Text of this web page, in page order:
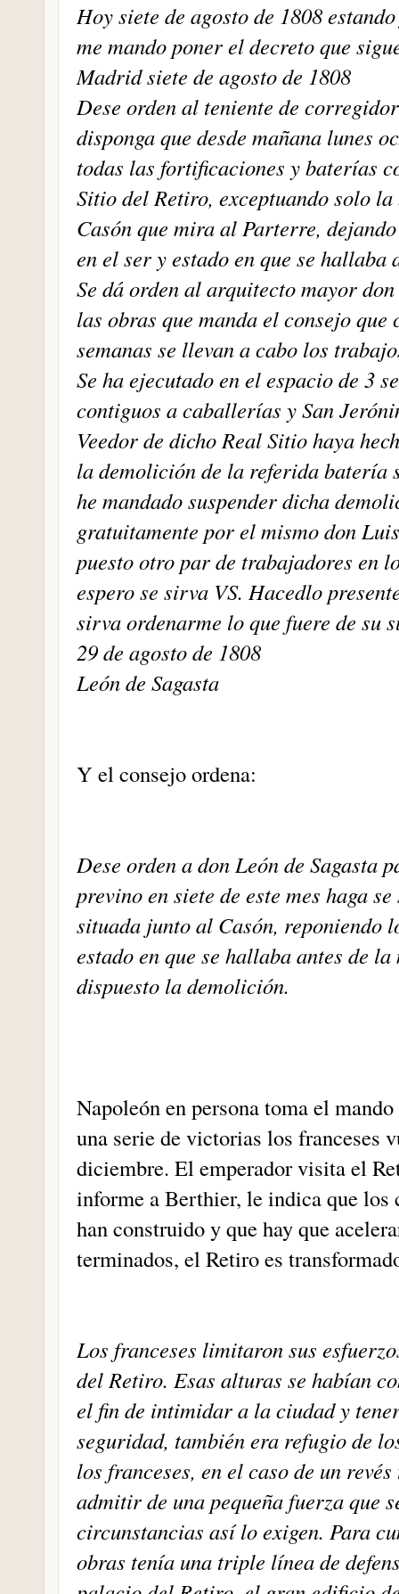
Hoy siete de agosto de 1808
me mando poner el decreto que
Madrid siete de agosto de 1808
Dese orden al teniente de
disponga que desde mañana lunes
todas las fortificaciones y baterías
Sitio del Retiro, exceptuando solo
Casón que mira al Parterre,
en el ser y estado en que se
Se dá orden al arquitecto mayor
las obras que manda el consejo
semanas se llevan a cabo los
Se ha ejecutado en el espacio de 3
contiguos a caballerías y San
Veedor de dicho Real Sitio haya
la demolición de la referida batería
he mandado suspender dicha
gratuitamente por el mismo don
puesto otro par de trabajadores en
espero se sirva VS. Hacedlo
sirva ordenarme lo que fuere de su
29 de agosto de 1808
León de Sagasta
Y el consejo ordena:
Dese orden a don León de Sagasta
previno en siete de este mes haga
situada junto al Casón, reponiendo
estado en que se hallaba antes de
dispuesto la demolición.
Napoleón en persona toma el
una serie de victorias los franceses
diciembre. El emperador visita el
informe a Berthier, le indica que los
han construido y que hay que
terminados, el Retiro es
Los franceses limitaron sus
del Retiro. Esas alturas se habían
el fin de intimidar a la ciudad y
seguridad, también era refugio de
los franceses, en el caso de un
admitir de una pequeña fuerza que
circunstancias así lo exigen. Para
obras tenía una triple línea de